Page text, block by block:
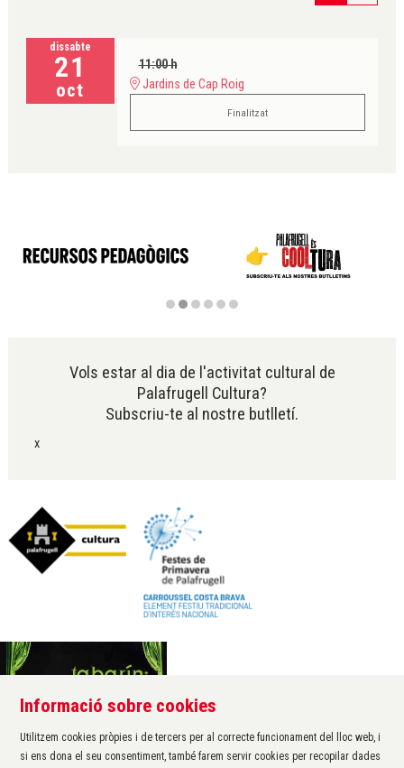
dissabte
21
oct
11:00 h
Jardins de Cap Roig
Finalitzat
Vols estar al dia de l'activitat cultural de
Palafrugell Cultura?
Subscriu-te al nostre butlletí.
x
Àrea de cultura de l'Ajuntament de Palafrugell
Carrer Santa Margarida, 1
17200 Palafrugell
Informació sobre cookies
Utilitzem cookies pròpies i de tercers per al correcte funcionament del lloc web, i
si ens dona el seu consentiment, també farem servir cookies per recopilar dades